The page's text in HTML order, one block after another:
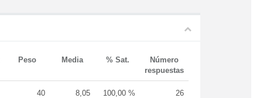
Peso Media % Sat.
Número
respuestas
40 8,05 100,00 % 26